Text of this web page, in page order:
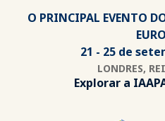
O PRINCIPAL EVENTO
21 - 25 de
LONDRES,
Explorar a